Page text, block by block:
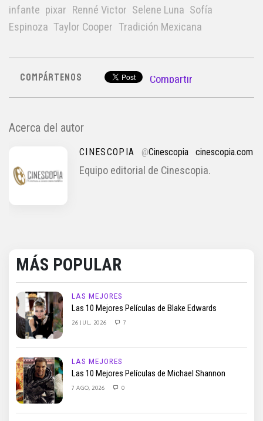
infante pixar Renné Victor Selene Luna Sofía
Espinoza Taylor Cooper Tradición Mexicana
COMPÁRTENOS Compartir
Acerca del autor
CINESCOPIA @Cinescopia cinescopia.com
Equipo editorial de Cinescopia.
MÁS POPULAR
LAS MEJORES
Las 10 Mejores Películas de Blake Edwards
26 JUL, 2026 7
LAS MEJORES
Las 10 Mejores Películas de Michael Shannon
7 AGO, 2026 0